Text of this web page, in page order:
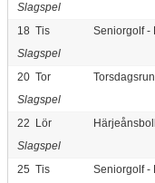
Slagspel
18 Tis
Seniorgolf -
Slagspel
20 Tor
Slagspel
22
Lör
Slagspel
25 Tis
Seniorgolf -